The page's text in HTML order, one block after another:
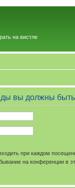
на вистле
вы должны
при каждом
на конференции в